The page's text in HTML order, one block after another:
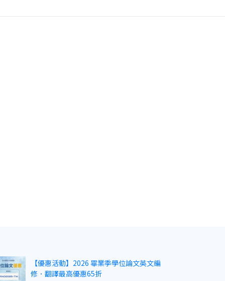
【優惠活動】2026 畢業季學位論文英文編
修．翻譯最高優惠65折